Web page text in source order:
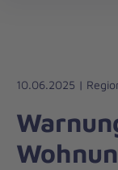
Liebe
Leben
10.06.2025 |